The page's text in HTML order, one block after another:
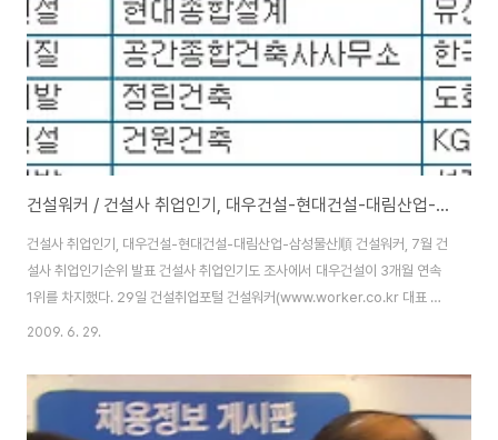
이지, 채용정보, 커뮤니..
건설워커 / 건설사 취업인기, 대우건설-현대건설-대림산업-삼성물산順
건설사 취업인기, 대우건설-현대건설-대림산업-삼성물산順 건설워커, 7월 건
설사 취업인기순위 발표 건설사 취업인기도 조사에서 대우건설이 3개월 연속
1위를 차지했다. 29일 건설취업포털 건설워커(www.worker.co.kr 대표 유
종현)가 발표한 ‘7월 건설사 취업 인기순위’에 따르면, 대우건설은 업계 라이벌
다. 대우엔지니어링(엔지니어링), 구산토건(전문건설), 희림종합건축사사무소
(건축설계), 중앙디자인(인테리어) 등이 부문별 1위를 차지했다. ■ 종합·일반
건설 부문··· 대우건설 1위 대우건설이 공격적인 채용마케팅을 펼치면서 1위 자
2009. 6. 29.